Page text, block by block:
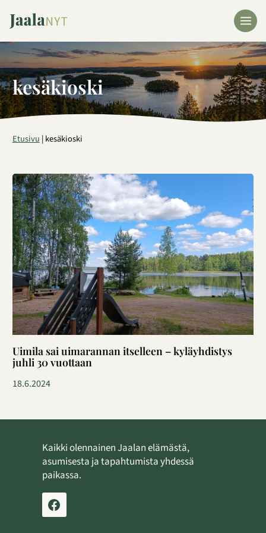
sisältöön
kesäkioski
Etusivu|kesäkioski
Uimila sai uimarannan itselleen – kyläyhdistys
juhli 30 vuottaan
18.6.2024
Kaikki olennainen Jaalan elämästä,
asumisesta ja tapahtumista yhdessä
paikassa.